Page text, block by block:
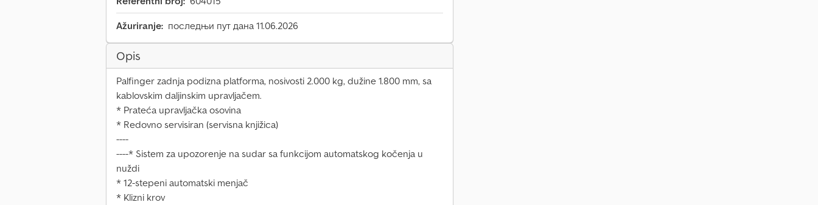
Ažuriranje: последњи пут дана 11.06.2026
Opis
Palfinger zadnja podizna platforma, nosivosti 2.000 kg, dužine 1.800 mm, sa
kablovskim daljinskim upravljačem.
* Prateća upravljačka osovina
* Redovno servisiran (servisna knjižica)
----
----* Sistem za upozorenje na sudar sa funkcijom automatskog kočenja u
nuždi
* 12-stepeni automatski menjač
* Klizni krov